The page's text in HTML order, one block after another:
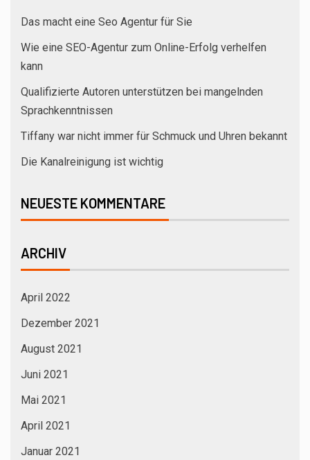
Das macht eine Seo Agentur für Sie
Wie eine SEO-Agentur zum Online-Erfolg verhelfen
kann
Qualifizierte Autoren unterstützen bei mangelnden
Sprachkenntnissen
Tiffany war nicht immer für Schmuck und Uhren bekannt
Die Kanalreinigung ist wichtig
NEUESTE KOMMENTARE
ARCHIV
April 2022
Dezember 2021
August 2021
Juni 2021
Mai 2021
April 2021
Januar 2021